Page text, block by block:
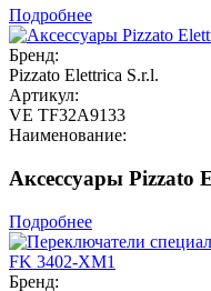
Подробнее
Бренд:
Pizzato Elettrica S.r.l.
Артикул:
VE TF32A9133
Наименование:
Аксессуары Pizzato
Подробнее
Бренд: